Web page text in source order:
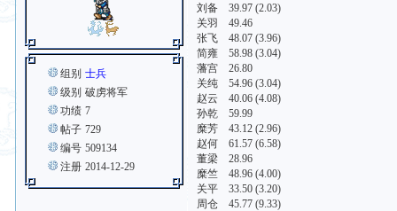
组别 士兵
级别 破虏将军
功绩 7
帖子 729
编号 509134
注册 2014-12-29
刘备 39.97 (2.03)
关羽 49.46
张飞 48.07 (3.96)
简雍 58.98 (3.04)
藩宫 26.80
关纯 54.96 (3.04)
赵云 40.06 (4.08)
孙乾 59.99
糜芳 43.12 (2.96)
赵何 61.57 (6.58)
董梁 28.96
糜竺 48.96 (4.00)
关平 33.50 (3.20)
周仓 45.77 (9.33)